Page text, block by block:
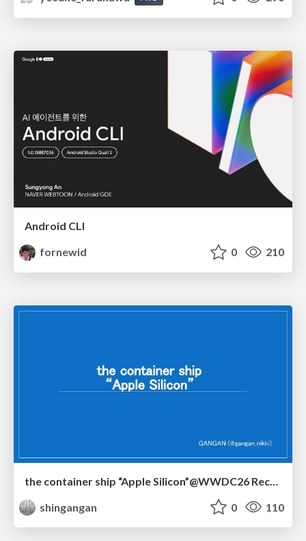
Android CLI
fornewid
0 210
shingangan
0 110